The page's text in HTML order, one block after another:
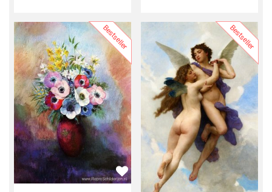
Bestseller Bestseller